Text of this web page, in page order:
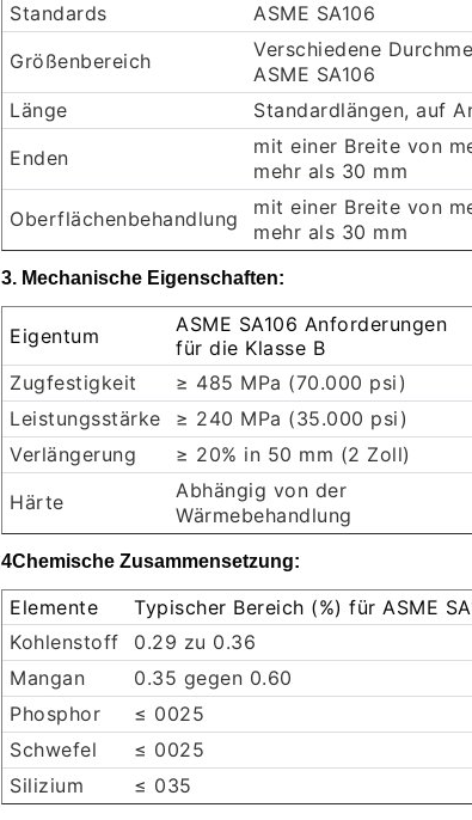
Standards
ASME SA106
Größenbereich
Verschiedene
ASME SA106
Länge
Standardlängen, auf
Enden
mit einer Breite von
mehr als 30 mm
Oberflächenbehandlung
mit einer Breite von
mehr als 30 mm
3. Mechanische Eigenschaften:
Eigentum
ASME SA106 Anforderungen
für die Klasse B
Zugfestigkeit
≥ 485 MPa (70.000 psi)
Leistungsstärke
≥ 240 MPa (35.000 psi)
Verlängerung
≥ 20% in 50 mm (2 Zoll)
Härte
Abhängig von der
Wärmebehandlung
4Chemische Zusammensetzung:
Elemente
Typischer Bereich (%) für ASME
Kohlenstoff
0.29 zu 0.36
Mangan
0.35 gegen 0.60
Phosphor
≤ 0025
Schwefel
≤ 0025
Silizium
≤ 035